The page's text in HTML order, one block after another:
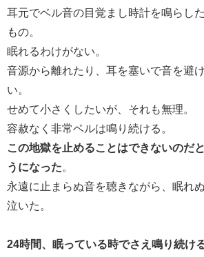
耳元でベル音の目覚まし時計を鳴らし
もの。
眠れるわけがない。
音源から離れたり、耳を塞いで音を避
い。
せめて小さくしたいが、それも無理。
容赦なく非常ベルは鳴り続ける。
この地獄を止めることはできないのだ
うになった。
永遠に止まらぬ音を聴きながら、眠れ
泣いた。
24時間、眠っている時でさえ鳴り続け